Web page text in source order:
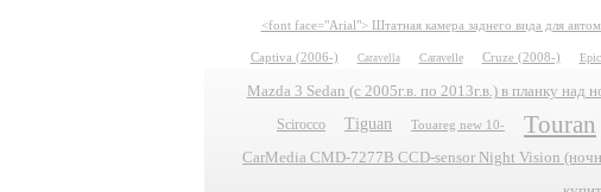
<font face="Arial"> Штатная камера заднего вида для
Captiva (2006-) Caravella Caravelle Cruze (2008-)
Mazda 3 Sedan (с 2005г.в. по 2013г.в.) в планку над
Scirocco Tiguan Touareg new 10- Touran
CarMedia CMD-7277B CCD-sensor Night Vision